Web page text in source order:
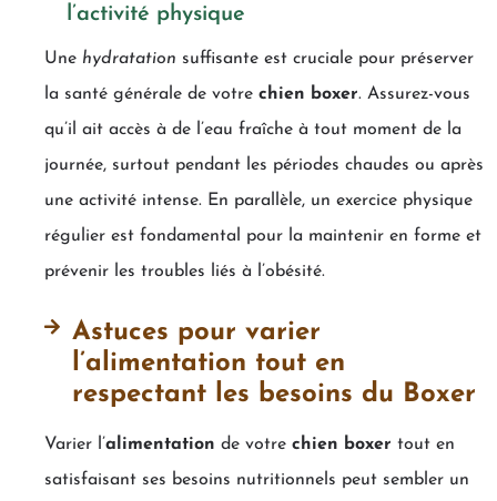
l’activité physique
Une hydratation suffisante est cruciale pour préserver
la santé générale de votre chien boxer. Assurez-vous
qu’il ait accès à de l’eau fraîche à tout moment de la
journée, surtout pendant les périodes chaudes ou après
une activité intense. En parallèle, un exercice physique
régulier est fondamental pour la maintenir en forme et
prévenir les troubles liés à l’obésité.
Astuces pour varier
l’alimentation tout en
respectant les besoins du Boxer
Varier l’alimentation de votre chien boxer tout en
satisfaisant ses besoins nutritionnels peut sembler un